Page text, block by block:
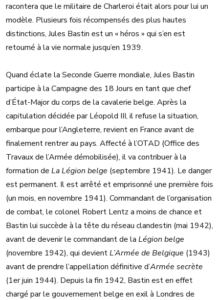
racontera que le militaire de Charleroi était alors pour lui un
modèle. Plusieurs fois récompensés des plus hautes
distinctions, Jules Bastin est un « héros » qui s’en est
retourné à la vie normale jusqu’en 1939.
Quand éclate la Seconde Guerre mondiale, Jules Bastin
participe à la Campagne des 18 Jours en tant que chef
d’État-Major du corps de la cavalerie belge. Après la
capitulation décidée par Léopold III, il refuse la situation,
embarque pour l’Angleterre, revient en France avant de
finalement rentrer au pays. Affecté à l’OTAD (Office des
Travaux de l’Armée démobilisée), il va contribuer à la
formation de La Légion belge (septembre 1941). Le danger
est permanent. Il est arrêté et emprisonné une première fois
(un mois, en novembre 1941). Commandant de l’organisation
de combat, le colonel Robert Lentz a moins de chance et
Bastin lui succède à la tête du réseau clandestin (mai 1942),
avant de devenir le commandant de la Légion belge
(novembre 1942), qui devientL’Armée de Belgique (1943)
avant de prendre l’appellation définitive d’Armée secrète
(1er juin 1944). Depuis la fin 1942, Bastin est en effet
chargé par le gouvernement belge en exil à Londres de